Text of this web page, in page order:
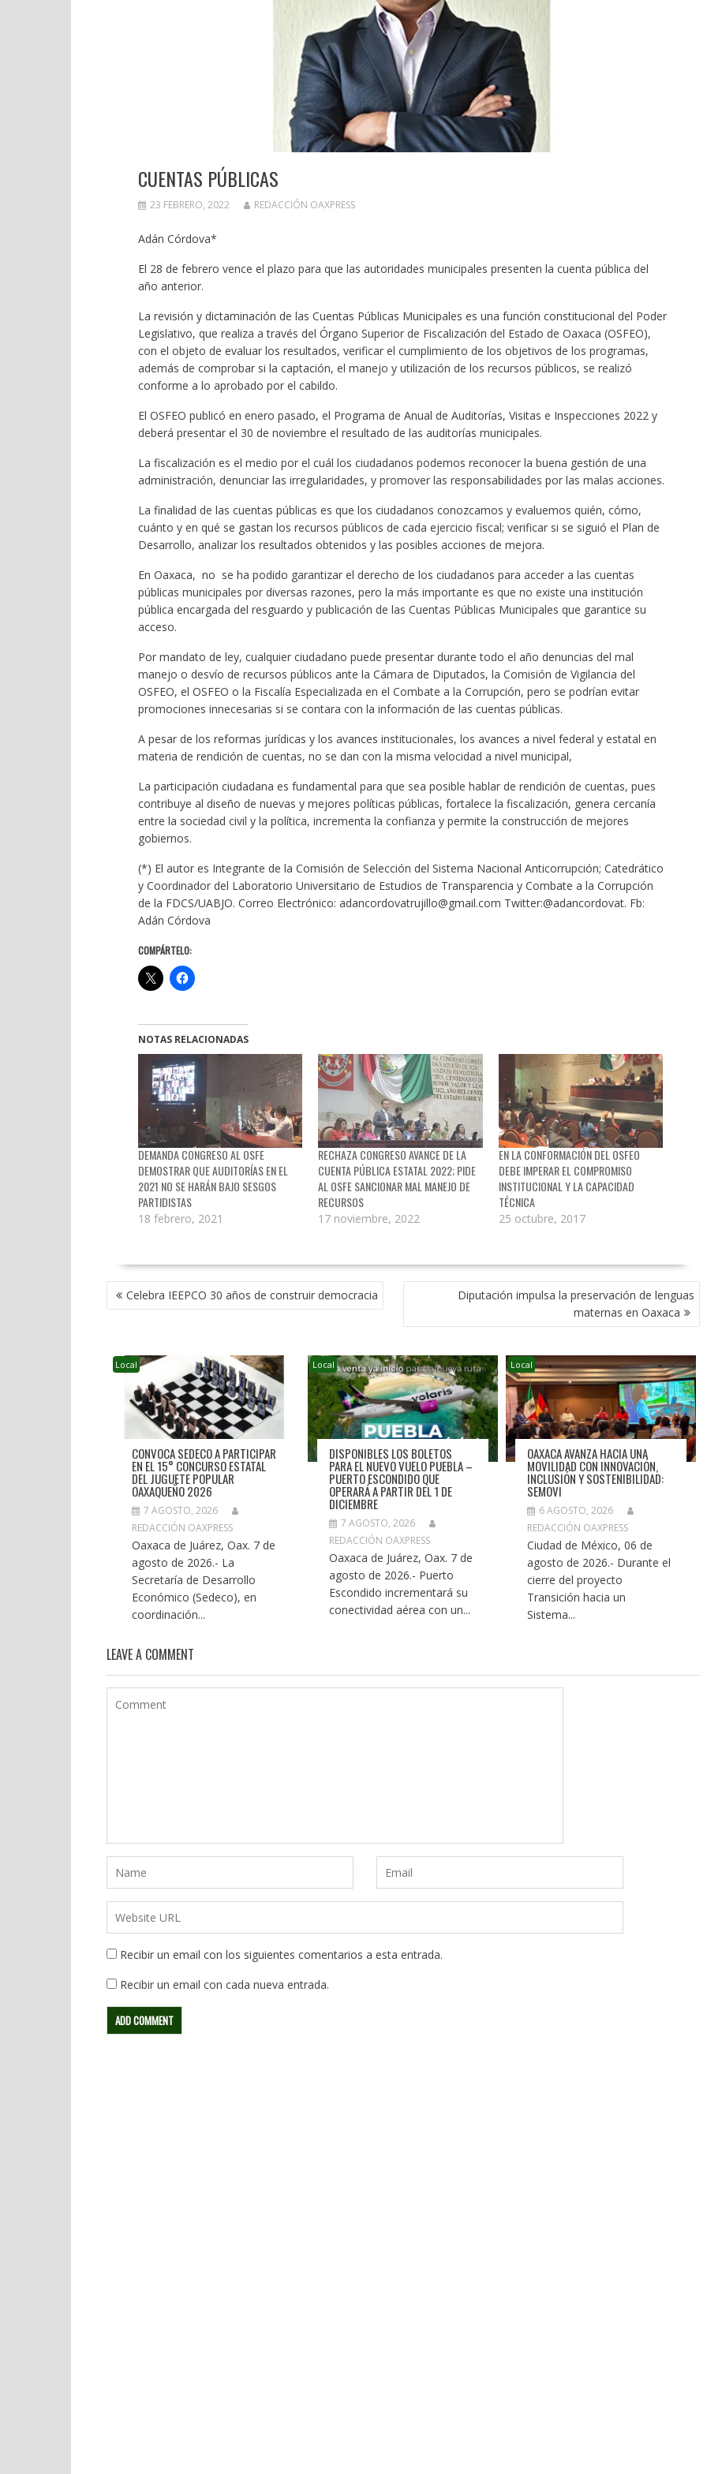
CUENTAS PÚBLICAS
23 FEBRERO, 2022 REDACCIÓN OAXPRESS
Adán Córdova*
El 28 de febrero vence el plazo para que las autoridades municipales presenten la cuenta pública del
año anterior.
La revisión y dictaminación de las Cuentas Públicas Municipales es una función constitucional del Poder
Legislativo, que realiza a través del Órgano Superior de Fiscalización del Estado de Oaxaca (OSFEO),
con el objeto de evaluar los resultados, verificar el cumplimiento de los objetivos de los programas,
además de comprobar si la captación, el manejo y utilización de los recursos públicos, se realizó
conforme a lo aprobado por el cabildo.
El OSFEO publicó en enero pasado, el Programa de Anual de Auditorías, Visitas e Inspecciones 2022 y
deberá presentar el 30 de noviembre el resultado de las auditorías municipales.
La fiscalización es el medio por el cuál los ciudadanos podemos reconocer la buena gestión de una
administración, denunciar las irregularidades, y promover las responsabilidades por las malas acciones.
La finalidad de las cuentas públicas es que los ciudadanos conozcamos y evaluemos quién, cómo,
cuánto y en qué se gastan los recursos públicos de cada ejercicio fiscal; verificar si se siguió el Plan de
Desarrollo, analizar los resultados obtenidos y las posibles acciones de mejora.
En Oaxaca, no se ha podido garantizar el derecho de los ciudadanos para acceder a las cuentas
públicas municipales por diversas razones, pero la más importante es que no existe una institución
pública encargada del resguardo y publicación de las Cuentas Públicas Municipales que garantice su
acceso.
Por mandato de ley, cualquier ciudadano puede presentar durante todo el año denuncias del mal
manejo o desvío de recursos públicos ante la Cámara de Diputados, la Comisión de Vigilancia del
OSFEO, el OSFEO o la Fiscalía Especializada en el Combate a la Corrupción, pero se podrían evitar
promociones innecesarias si se contara con la información de las cuentas públicas.
A pesar de los reformas jurídicas y los avances institucionales, los avances a nivel federal y estatal en
materia de rendición de cuentas, no se dan con la misma velocidad a nivel municipal,
La participación ciudadana es fundamental para que sea posible hablar de rendición de cuentas, pues
contribuye al diseño de nuevas y mejores políticas públicas, fortalece la fiscalización, genera cercanía
entre la sociedad civil y la política, incrementa la confianza y permite la construcción de mejores
gobiernos.
(*) El autor es Integrante de la Comisión de Selección del Sistema Nacional Anticorrupción; Catedrático
y Coordinador del Laboratorio Universitario de Estudios de Transparencia y Combate a la Corrupción
de la FDCS/UABJO. Correo Electrónico: adancordovatrujillo@gmail.com Twitter:@adancordovat. Fb:
Adán Córdova
COMPÁRTELO:
NOTAS RELACIONADAS
DEMANDA CONGRESO AL OSFE
DEMOSTRAR QUE AUDITORÍAS EN EL
2021 NO SE HARÁN BAJO SESGOS
PARTIDISTAS
18 febrero, 2021
RECHAZA CONGRESO AVANCE DE LA
CUENTA PÚBLICA ESTATAL 2022; PIDE
AL OSFE SANCIONAR MAL MANEJO DE
RECURSOS
17 noviembre, 2022
EN LA CONFORMACIÓN DEL OSFEO
DEBE IMPERAR EL COMPROMISO
INSTITUCIONAL Y LA CAPACIDAD
TÉCNICA
25 octubre, 2017
NAVEGACIÓN
DE Celebra IEEPCO 30 años de construir democracia
Diputación impulsa la preservación de lenguas
maternas en Oaxaca
Local
CONVOCA SEDECO A PARTICIPAR
EN EL 15° CONCURSO ESTATAL
DEL JUGUETE POPULAR
OAXAQUEÑO 2026
7 AGOSTO, 2026
REDACCIÓN OAXPRESS
Oaxaca de Juárez, Oax. 7 de
agosto de 2026.- La
Secretaría de Desarrollo
Económico (Sedeco), en
coordinación...
Local
DISPONIBLES LOS BOLETOS
PARA EL NUEVO VUELO PUEBLA –
PUERTO ESCONDIDO QUE
OPERARÁ A PARTIR DEL 1 DE
DICIEMBRE
7 AGOSTO, 2026
REDACCIÓN OAXPRESS
Oaxaca de Juárez, Oax. 7 de
agosto de 2026.- Puerto
Escondido incrementará su
conectividad aérea con un...
Local
OAXACA AVANZA HACIA UNA
MOVILIDAD CON INNOVACIÓN,
INCLUSIÓN Y SOSTENIBILIDAD:
SEMOVI
6 AGOSTO, 2026
REDACCIÓN OAXPRESS
Ciudad de México, 06 de
agosto de 2026.- Durante el
cierre del proyecto
Transición hacia un
Sistema...
LEAVE A COMMENT
Recibir un email con los siguientes comentarios a esta entrada.
Recibir un email con cada nueva entrada.